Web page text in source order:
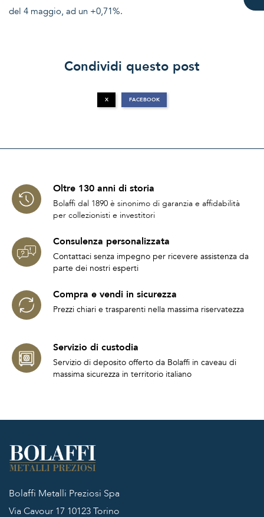
del 4 maggio, ad un +0,71%.
Condividi questo post
X FACEBOOK
Oltre 130 anni di storia
Bolaffi dal 1890 è sinonimo di garanzia e affidabilità
per collezionisti e investitori
Consulenza personalizzata
Contattaci senza impegno per ricevere assistenza da
parte dei nostri esperti
Compra e vendi in sicurezza
Prezzi chiari e trasparenti nella massima riservatezza
Servizio di custodia
Servizio di deposito offerto da Bolaffi in caveau di
massima sicurezza in territorio italiano
Bolaffi Metalli Preziosi Spa
Via Cavour 17 10123 Torino